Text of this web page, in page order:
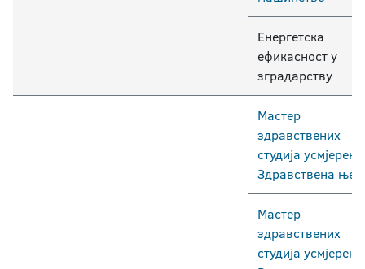
Енергетска
ефикасност у
зградарству
Мастер
здравствених
студија усмјерење
Здравствена
Мастер
здравствених
студија усмјерење